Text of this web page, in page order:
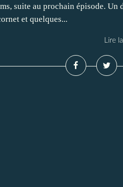
suite au prochain épisode.
et quelques...
Lire